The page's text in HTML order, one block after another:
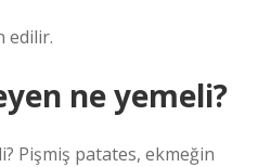
edilir.
ne yemeli?
Pişmiş patates, ekmeğin